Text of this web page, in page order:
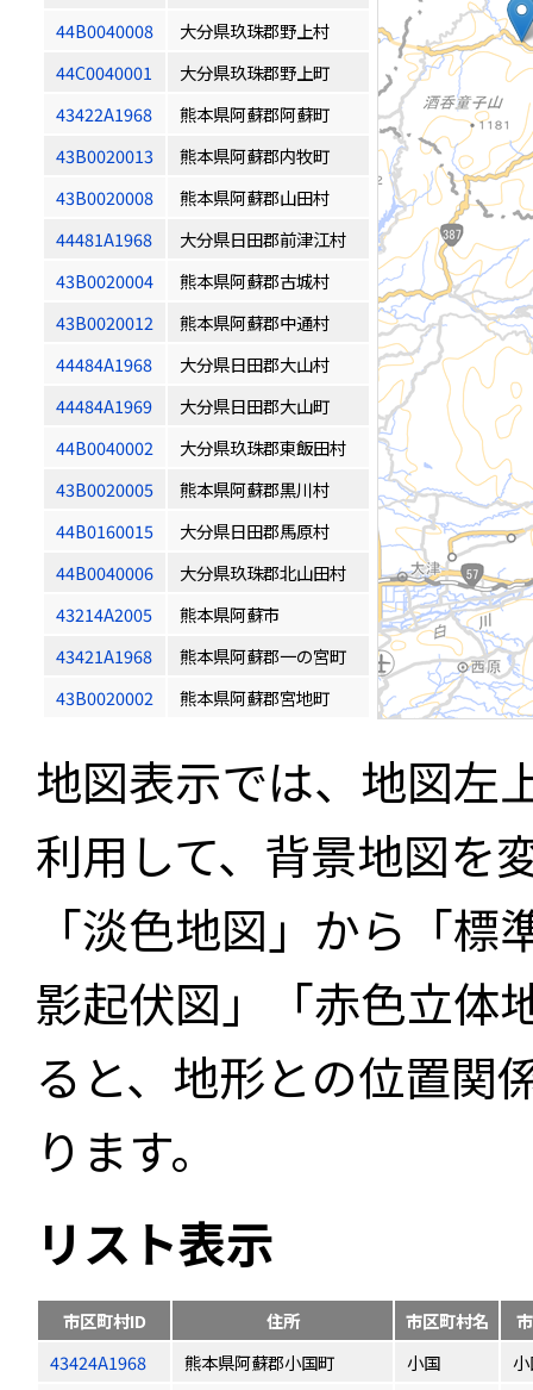
44B0040008
大分県玖珠郡野上村
44C0040001
大分県玖珠郡野上町
43422A1968
熊本県阿蘇郡阿蘇町
43B0020013
熊本県阿蘇郡内牧町
43B0020008
熊本県阿蘇郡山田村
44481A1968
大分県日田郡前津江村
43B0020004
熊本県阿蘇郡古城村
43B0020012
熊本県阿蘇郡中通村
44484A1968
大分県日田郡大山村
44484A1969
大分県日田郡大山町
44B0040002
大分県玖珠郡東飯田村
43B0020005
熊本県阿蘇郡黒川村
44B0160015
大分県日田郡馬原村
44B0040006
大分県玖珠郡北山田村
43214A2005
熊本県阿蘇市
43421A1968
熊本県阿蘇郡一の宮町
43B0020002
熊本県阿蘇郡宮地町
地図表示では、地図左
利用して、背景地図を
「淡色地図」から「
影起伏図」「赤色立体
ると、地形との位置関
ります。
リスト表示
市区町村ID 住所 市区町村名
43424A1968
熊本県阿蘇郡小国町 小国